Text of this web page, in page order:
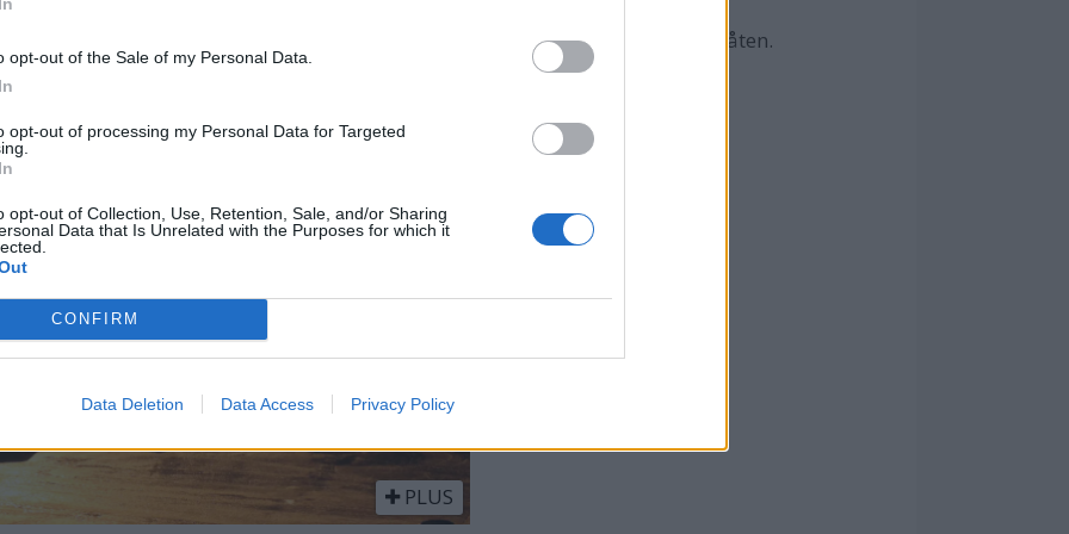
opt-out of the Sale of my Personal Data.
opt-out of processing my Personal Data for Targeted
opt-out of Collection, Use, Retention, Sale, and/or Sharing
Data that Is Unrelated with the Purposes for which it
CONFIRM
Data Deletion Data Access Privacy Policy
den låses fast slik at uvedkommende ikke kan bruke den for å klatre opp i båten.
PLUS